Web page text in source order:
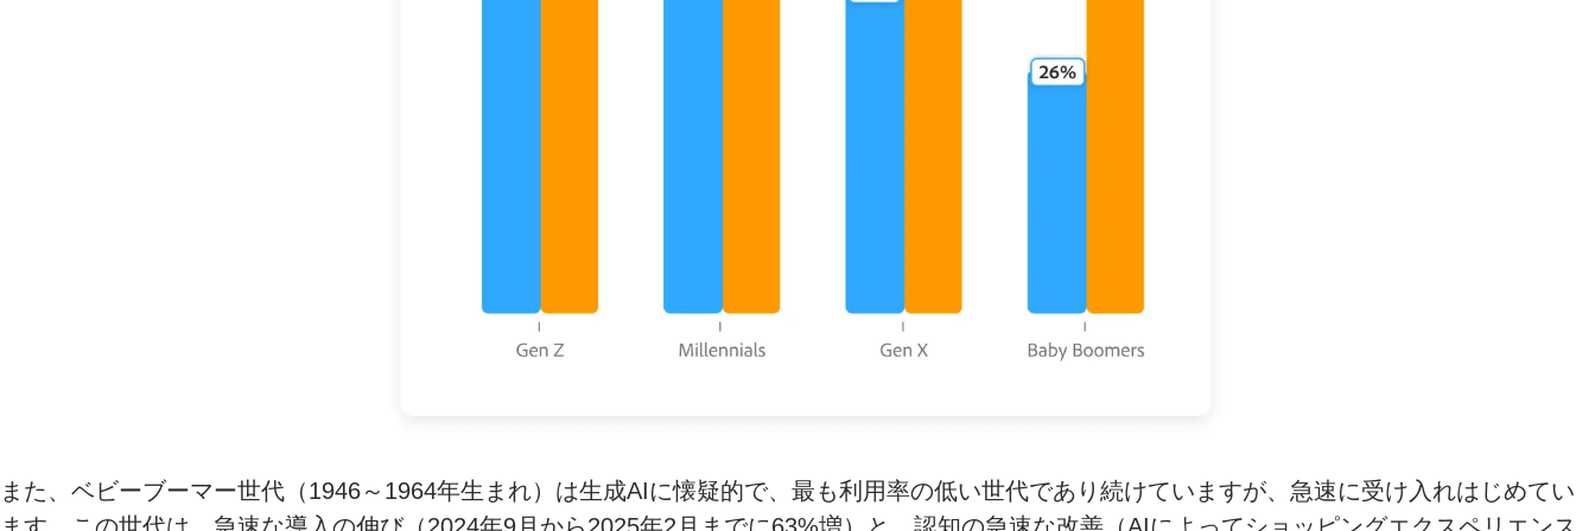
また、ベビーブーマー世代（1946～1964年生まれ）は生成AIに懐疑的で、最も利用率の低い世代であり続けていますが、急速に受け入れはじめてい